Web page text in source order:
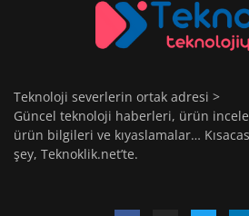
Teknoloji severlerin ortak adresi >
Güncel teknoloji haberleri, ürün
ürün bilgileri ve kıyaslamalar…
şey, Teknoklik.net’te.